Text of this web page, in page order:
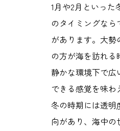
1月や2月といった
のタイミングなら
があります。大
の方が海を訪れる
静かな環境下で広
できる感覚を味わ
冬の時期には透明
向があり、海中の